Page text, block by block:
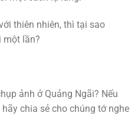
thiên nhiên, thì tại sao
một lần?
ảnh ở Quảng Ngãi? Nếu
chia sẻ cho chúng tớ nghe